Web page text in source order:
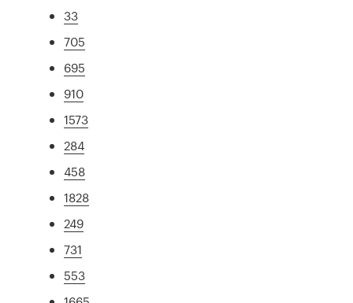
33
705
695
910
1573
284
458
1828
249
731
553